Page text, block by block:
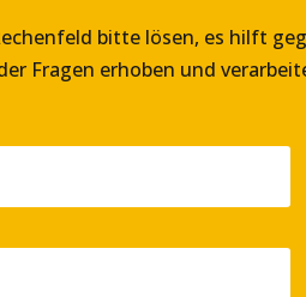
bitte lösen, es hilft
Fragen erhoben und